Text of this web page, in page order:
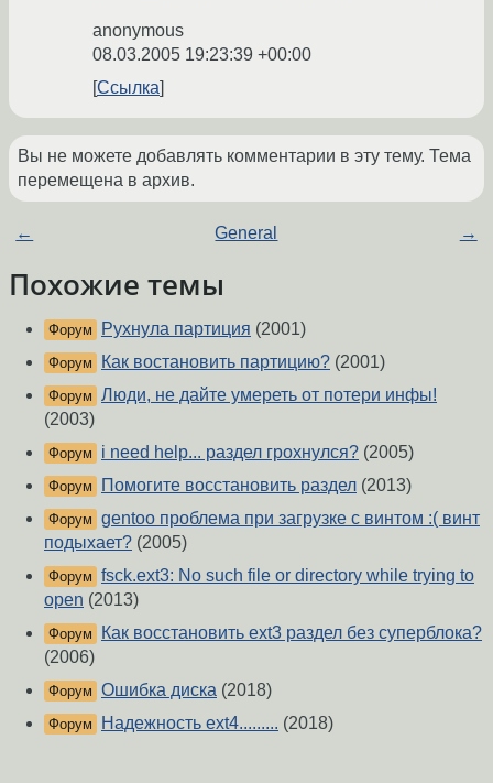
anonymous
08.03.2005 19:23:39 +00:00
Ссылка
Вы не можете добавлять комментарии в эту тему. Тема
перемещена в архив.
← General →
Похожие темы
Форум Рухнула партиция (2001)
Форум Как востановить партицию? (2001)
Форум Люди, не дайте умереть от потери инфы!
(2003)
Форум i need help... раздел грохнулся? (2005)
Форум Помогите восстановить раздел (2013)
Форум gentoo проблема при загрузке с винтом :( винт
подыхает? (2005)
Форум fsck.ext3: No such file or directory while trying to
open (2013)
Форум
Как восстановить ext3 раздел без суперблока?
(2006)
Форум Ошибка диска (2018)
Форум Надежность ext4......... (2018)